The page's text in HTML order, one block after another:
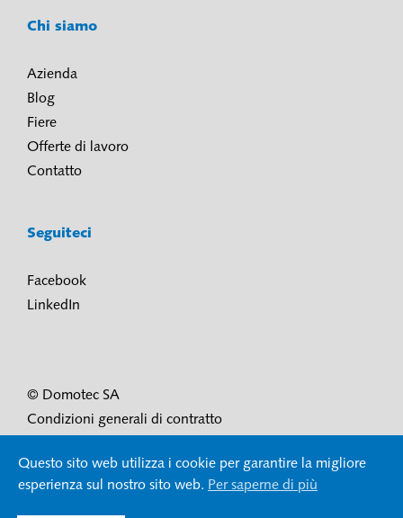
Questo sito web utilizza i cookie per garantire la migliore
esperienza sul nostro sito web. Per saperne di più
Chi siamo
Azienda
Blog
Fiere
Offerte di lavoro
Contatto
Seguiteci
Facebook
LinkedIn
© Domotec SA
Condizioni generali di contratto
Impressum